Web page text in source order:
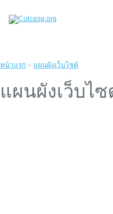
หน้าแรก » แผนผังเว็บไซต์
แผนผังเว็บไซ